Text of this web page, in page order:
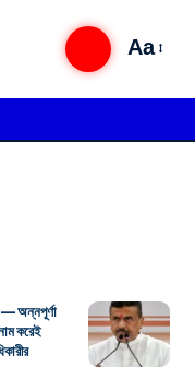
Aa
অন্নপূর্ণা
করেই